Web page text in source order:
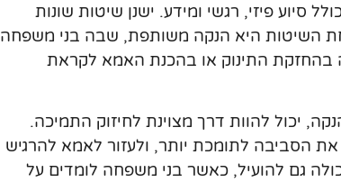
סיוע פיזי, רגשי ומידע. ישנן שיטות שונות
השיטות היא הנקה משותפת, שבה בני משפחה
בהחזקת התינוק או בהכנת האמא לקראת
יכול להוות דרך מצוינת לחיזוק התמיכה.
את הסביבה לתומכת יותר, ולעזור לאמא להרגיש
גם להועיל, כאשר בני משפחה לומדים על